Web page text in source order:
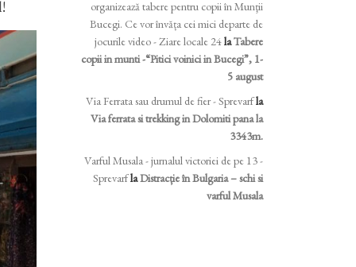
organizează tabere pentru copii în Munţii
Bucegi. Ce vor învăța cei mici departe de
jocurile video - Ziare locale 24laTabere
copii in munti -“Pitici voinici in Bucegi”, 1-
5 august
Via Ferrata sau drumul de fier - Sprevarfla
Via ferrata si trekking in Dolomiti pana la
3343m.
Varful Musala - jurnalul victoriei de pe 13 -
SprevarflaDistracție în Bulgaria – schi si
varful Musala